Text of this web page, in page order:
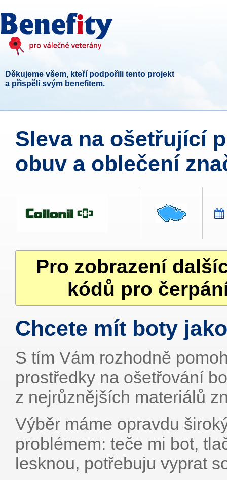
Děkujeme všem, kteří podpořili tento projekt
a přispěli svým benefitem.
Sleva na ošetřující
obuv a oblečení
Pro zobrazení
kódů pro
Chcete mít boty
S tím Vám rozhodně
prostředky na ošetřování
z nejrůznějších materiálů
Výběr máme opravdu
problémem: teče mi bot,
lesknou, potřebuju vyprat